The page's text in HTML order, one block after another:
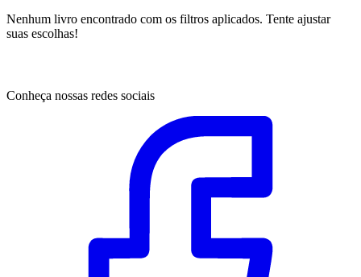
Nenhum livro encontrado com os filtros aplicados. Tente ajustar
suas escolhas!
Conheça nossas redes sociais